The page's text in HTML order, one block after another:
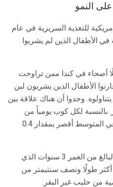
على النمو
للتغذية السريرية في عام
في الأطفال الذين لم يشربوا
بفحص 5،034 طفلًا أصحاء في كندا ممن تراوحت
و 72 شهرًا ، وقارنوا الأطفال الذين يشربون لبن
وجدوا أن هناك علاقة بين
بالنسبة لكل كوب يومياً من
حليب غير البقر ، كان الأطفال في المتوسط ​​أقصر بمقدار 0.4
وكمثال على ذلك ، كان الطفل البالغ من العمر 3 سنوات الذي
أكثر طولًا ونصف سنتيمتر من